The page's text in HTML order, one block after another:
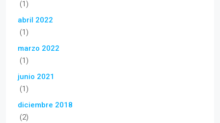
(1)
abril 2022
(1)
marzo 2022
(1)
junio 2021
(1)
diciembre 2018
(2)